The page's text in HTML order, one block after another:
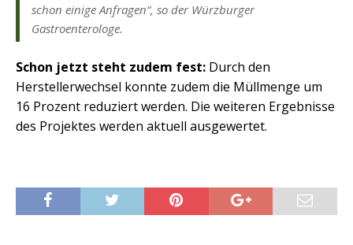
schon einige Anfragen“, so der Würzburger
Gastroenterologe.
Schon jetzt steht zudem fest: Durch den
Herstellerwechsel konnte zudem die Müllmenge um
16 Prozent reduziert werden. Die weiteren Ergebnisse
des Projektes werden aktuell ausgewertet.